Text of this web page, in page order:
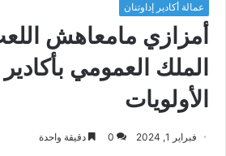
عمالة أكادير إداوتنان
أمزازي مامعاهش
الملك العمومي
الأولويات
فبراير 1, 2024 0 دقيقة واحدة